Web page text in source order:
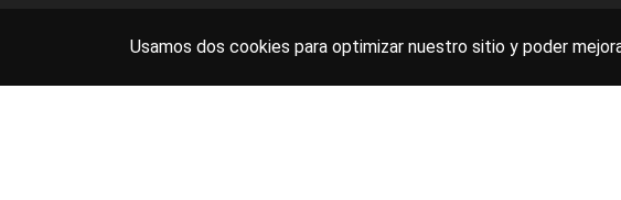
Usamos dos cookies para optimizar nuestro sitio y poder